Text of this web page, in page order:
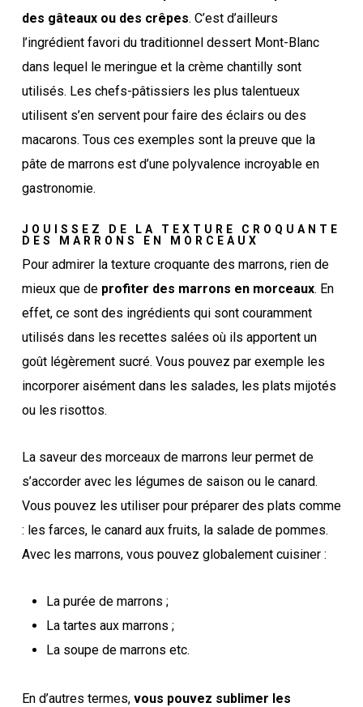
des gâteaux ou des crêpes. C’est d’ailleurs
l’ingrédient favori du traditionnel dessert Mont-Blanc
dans lequel le meringue et la crème chantilly sont
utilisés. Les chefs-pâtissiers les plus talentueux
utilisent s’en servent pour faire des éclairs ou des
macarons. Tous ces exemples sont la preuve que la
pâte de marrons est d’une polyvalence incroyable en
gastronomie.
JOUISSEZ DE LA TEXTURE CROQUANTE
DES MARRONS EN MORCEAUX
Pour admirer la texture croquante des marrons, rien de
mieux que de profiter des marrons en morceaux. En
effet, ce sont des ingrédients qui sont couramment
utilisés dans les recettes salées où ils apportent un
goût légèrement sucré. Vous pouvez par exemple les
incorporer aisément dans les salades, les plats mijotés
ou les risottos.
La saveur des morceaux de marrons leur permet de
s’accorder avec les légumes de saison ou le canard.
Vous pouvez les utiliser pour préparer des plats comme
: les farces, le canard aux fruits, la salade de pommes.
Avec les marrons, vous pouvez globalement cuisiner :
La purée de marrons ;
La tartes aux marrons ;
La soupe de marrons etc.
En d’autres termes, vous pouvez sublimer les